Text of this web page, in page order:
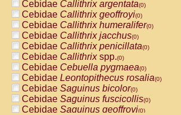
Cebidae Callithrix argentata(0)
Cebidae Callithrix geoffroyi(0)
Cebidae Callithrix humeralifer(0)
Cebidae Callithrix jacchus(0)
Cebidae Callithrix penicillata(0)
Cebidae Callithrixspp.(0)
Cebidae Cebuella pygmaea(0)
Cebidae Leontopithecus rosalia(0)
Cebidae Saguinus bicolor(0)
Cebidae Saguinus fuscicollis(0)
Cebidae Saguinus geoffroyi(0)